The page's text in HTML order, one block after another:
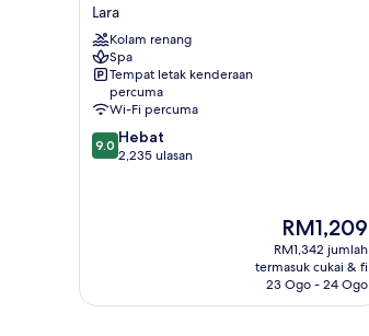
Resort
Topkapi
Palace
-
All
Inclusive
Lara
Lara
Kolam renang
Spa
Tempat letak kenderaan
percuma
Wi-Fi percuma
9.0
daripada
9.0 Hebat
2,235 ulasan
Harga
ialah
RM1,209
RM1,209
RM1,342 jumlah
termasuk cukai & fi
23 Ogo - 24 Ogo